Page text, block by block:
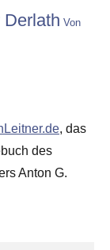
Derlath Von
, das
des
Anton G.